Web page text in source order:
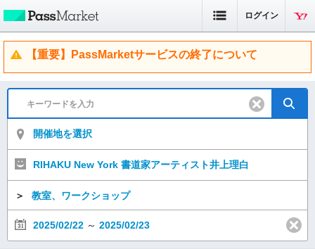
ログイン
【重要】PassMarketサービスの終了について
開催地を選択
RIHAKU New York 書道家アーティスト井上理白
＞ 教室、ワークショップ
2025/02/22 ～ 2025/02/23